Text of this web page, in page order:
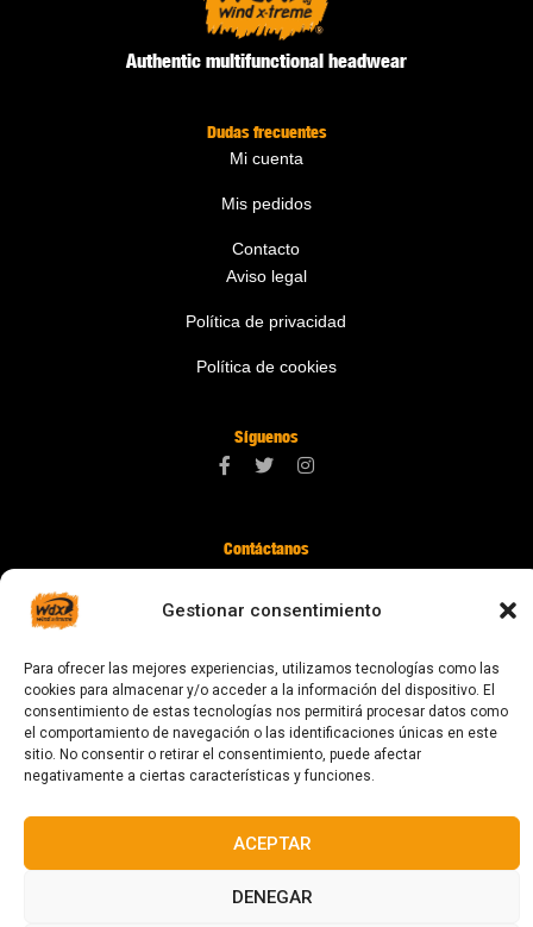
Gestionar consentimiento
Para ofrecer las mejores experiencias, utilizamos tecnologías como las
cookies para almacenar y/o acceder a la información del dispositivo. El
consentimiento de estas tecnologías nos permitirá procesar datos como
el comportamiento de navegación o las identificaciones únicas en este
sitio. No consentir o retirar el consentimiento, puede afectar
negativamente a ciertas características y funciones.
ACEPTAR
DENEGAR
Authentic multifunctional headwear
Dudas frecuentes
Mi cuenta
Mis pedidos
Contacto
Aviso legal
Política de privacidad
Política de cookies
Síguenos
Contáctanos
digital@zonawind.com
Av. de la Mare de Déu de Montserrat, 115
08024 Barcelona
© 2023 Todos los derechos reservados
Diseñado y fabricado en Barcelona